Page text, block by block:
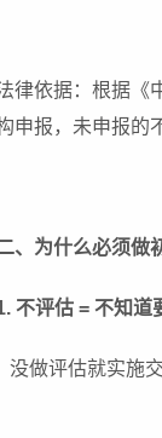
律依据：根据《
申报，未申报的
、为什么必须做
不评估 = 不知道
没做评估就实施